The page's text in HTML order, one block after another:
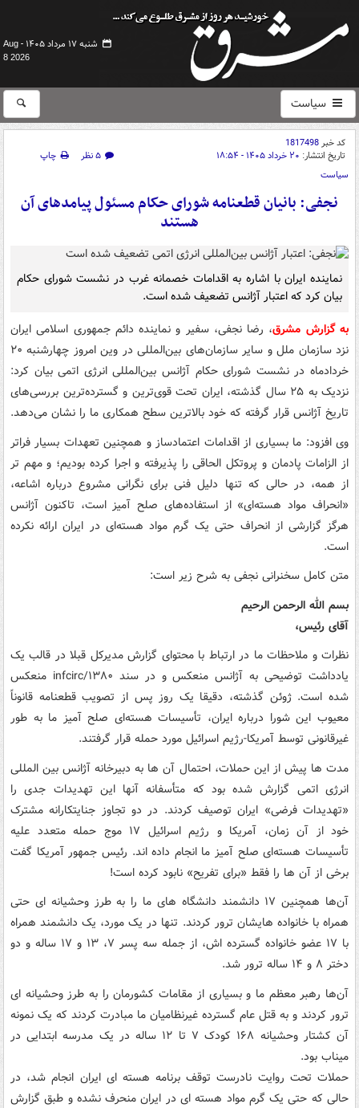
شنبه ۱۷ مرداد ۱۴۰۵ -
Aug
8 2026
سیاست
کد خبر1817498
تاریخ انتشار: ۲۰ خرداد ۱۴۰۵ - ۱۸:۵۴ ۵ نظر
چاپ
سیاست
نجفی: بانیان قطعنامه شورای حکام مسئول پیامدهای آن
هستند
نماینده ایران با اشاره به اقدامات خصمانه غرب در نشست شورای حکام
بیان کرد که اعتبار آژانس تضعیف شده است.
به گزارش مشرق، رضا نجفی، سفیر و نماینده دائم جمهوری اسلامی ایران
نزد سازمان ملل و سایر سازمان‌های بین‌المللی در وین امروز چهارشنبه ۲۰
خردادماه در نشست شورای حکام آژانس بین‌المللی انرژی اتمی بیان کرد:
نزدیک به ۲۵ سال گذشته، ایران تحت قوی‌ترین و گسترده‌ترین بررسی‌های
تاریخ آژانس قرار گرفته که خود بالاترین سطح همکاری ما را نشان می‌دهد.
وی افزود: ما بسیاری از اقدامات اعتمادساز و همچنین تعهدات بسیار فراتر
از الزامات پادمان و پروتکل الحاقی را پذیرفته و اجرا کرده بودیم؛ و مهم تر
از همه، در حالی که تنها دلیل فنی برای نگرانی مشروع درباره اشاعه،
«انحراف مواد هسته‌ای» از استفاده‌های صلح آمیز است، تاکنون آژانس
هرگز گزارشی از انحراف حتی یک گرم مواد هسته‌ای در ایران ارائه نکرده
است.
متن کامل سخنرانی نجفی به شرح زیر است:
بسم الله الرحمن الرحیم
آقای رئیس،
نظرات و ملاحظات ما در ارتباط با محتوای گزارش مدیرکل قبلا در قالب یک
یادداشت توضیحی به آژانس منعکس و در سند infcirc/۱۳۸۰ منعکس
شده است. ژوئن گذشته، دقیقا یک روز پس از تصویب قطعنامه قانوناً
معیوب این شورا درباره ایران، تأسیسات هسته‌ای صلح آمیز ما به طور
غیرقانونی توسط آمریکا-رژیم اسرائیل مورد حمله قرار گرفتند.
مدت ها پیش از این حملات، احتمال آن ها به دبیرخانه آژانس بین المللی
انرژی اتمی گزارش شده بود که متأسفانه آنها این تهدیدات جدی را
«تهدیدات فرضی» ایران توصیف کردند. در دو تجاوز جنایتکارانه مشترک
خود از آن زمان، آمریکا و رژیم اسرائیل ۱۷ موج حمله متعدد علیه
تأسیسات هسته‌ای صلح آمیز ما انجام داده اند. رئیس جمهور آمریکا گفت
برخی از آن ها را فقط «برای تفریح» نابود کرده است!
آن‌ها همچنین ۱۷ دانشمند دانشگاه های ما را به طرز وحشیانه ای حتی
همراه با خانواده هایشان ترور کردند. تنها در یک مورد، یک دانشمند همراه
با ۱۷ عضو خانواده گسترده اش، از جمله سه پسر ۷، ۱۳ و ۱۷ ساله و دو
دختر ۸ و ۱۴ ساله ترور شد.
آن‌ها رهبر معظم ما و بسیاری از مقامات کشورمان را به طرز وحشیانه ای
ترور کردند و به قتل عام گسترده غیرنظامیان ما مبادرت کردند که یک نمونه
آن کشتار وحشیانه ۱۶۸ کودک ۷ تا ۱۲ ساله در یک مدرسه ابتدایی در
میناب بود.
حملات تحت روایت نادرست توقف برنامه هسته ای ایران انجام شد، در
حالی که حتی یک گرم مواد هسته ای در ایران منحرف نشده و طبق گزارش